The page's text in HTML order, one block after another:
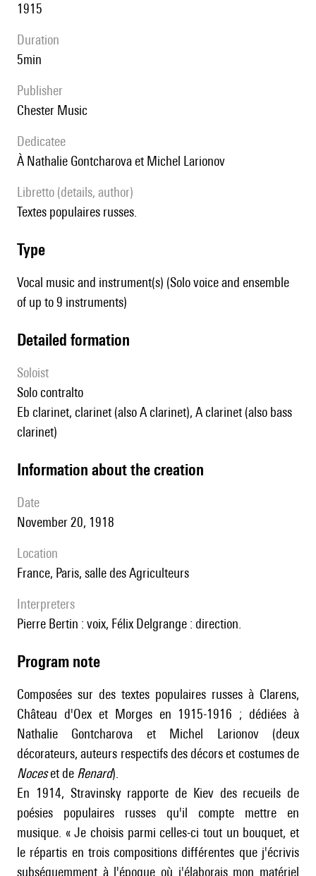
1915
duration
5min
publisher
Chester Music
Dedicatee
à Nathalie Gontcharova et Michel Larionov
Libretto (details, author)
textes populaires russes.
type
Vocal music and instrument(s) (Solo voice and ensemble
of up to 9 instruments)
detailed formation
Soloist
solo contralto
Eb clarinet, clarinet (also A clarinet), A clarinet (also bass
clarinet)
information about the creation
date
November 20, 1918
location
France, Paris, salle des Agriculteurs
interpreters
Pierre Bertin : voix, Félix Delgrange : direction.
Program note
Composées sur des textes populaires russes à Clarens,
Château d'Oex et Morges en 1915-1916 ; dédiées à
Nathalie Gontcharova et Michel Larionov (deux
décorateurs, auteurs respectifs des décors et costumes de
Noceset de Renard).
En 1914, Stravinsky rapporte de Kiev des recueils de
poésies populaires russes qu'il compte mettre en
musique. « Je choisis parmi celles-ci tout un bouquet, et
le répartis en trois compositions différentes que j'écrivis
subséquemment à l'époque où j'élaborais mon matériel